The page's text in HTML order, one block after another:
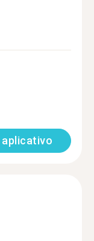
aplicativo